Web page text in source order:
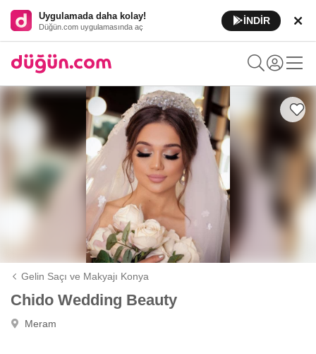
Uygulamada daha kolay!
Düğün.com uygulamasında aç
İNDİR
Gelin Saçı ve Makyajı Konya
Chido Wedding Beauty
Meram